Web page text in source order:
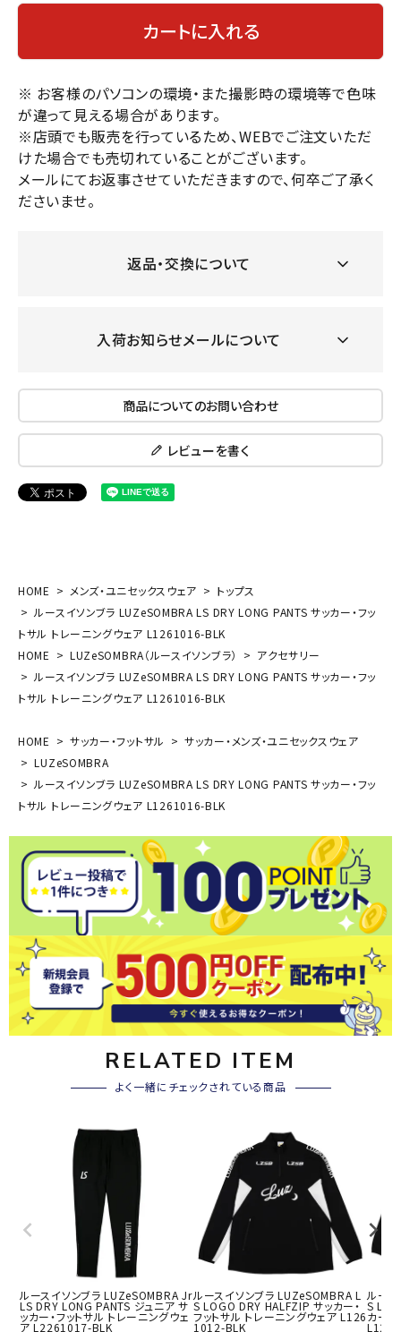
カートに入れる
※ お客様のパソコンの環境・また撮影時の環境等で色味
が違って見える場合があります。
※店頭でも販売を行っているため、WEBでご注文いただ
けた場合でも売切れていることがございます。
メールにてお返事させていただきますので、何卒ご了承く
ださいませ。
返品・交換について
入荷お知らせメールについて
商品についてのお問い合わせ
レビューを書く
HOME メンズ・ユニセックスウェア
トップス
ルースイソンブラ LUZeSOMBRA LS DRY LONG PANTS サッカー・フッ
トサル トレーニングウェア L1261016-BLK
HOME
LUZeSOMBRA（ルースイソンブラ）
アクセサリー
ルースイソンブラ LUZeSOMBRA LS DRY LONG PANTS サッカー・フッ
トサル トレーニングウェア L1261016-BLK
HOME サッカー・フットサル
サッカー・メンズ・ユニセックスウェア
LUZeSOMBRA
ルースイソンブラ LUZeSOMBRA LS DRY LONG PANTS サッカー・フッ
トサル トレーニングウェア L1261016-BLK
RELATED ITEM
よく一緒にチェックされている商品
ルースイソンブラ LUZeSOMBRA Jr
LS DRY LONG PANTS ジュニア サ
ッカー・フットサル トレーニングウェ
ア L2261017-BLK
ルースイソンブラ LUZeSOMBRA L
S LOGO DRY HALFZIP サッカー・
フットサル トレーニングウェア L126
1012-BLK
ルー
S
カー・